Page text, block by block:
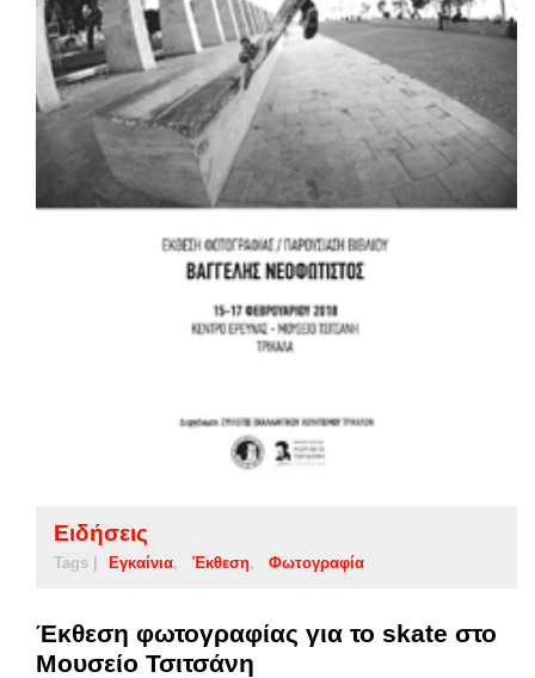
Ειδήσεις
Tags | Εγκαίνια Έκθεση Φωτογραφία
Έκθεση φωτογραφίας για το skate στο
Μουσείο Τσιτσάνη